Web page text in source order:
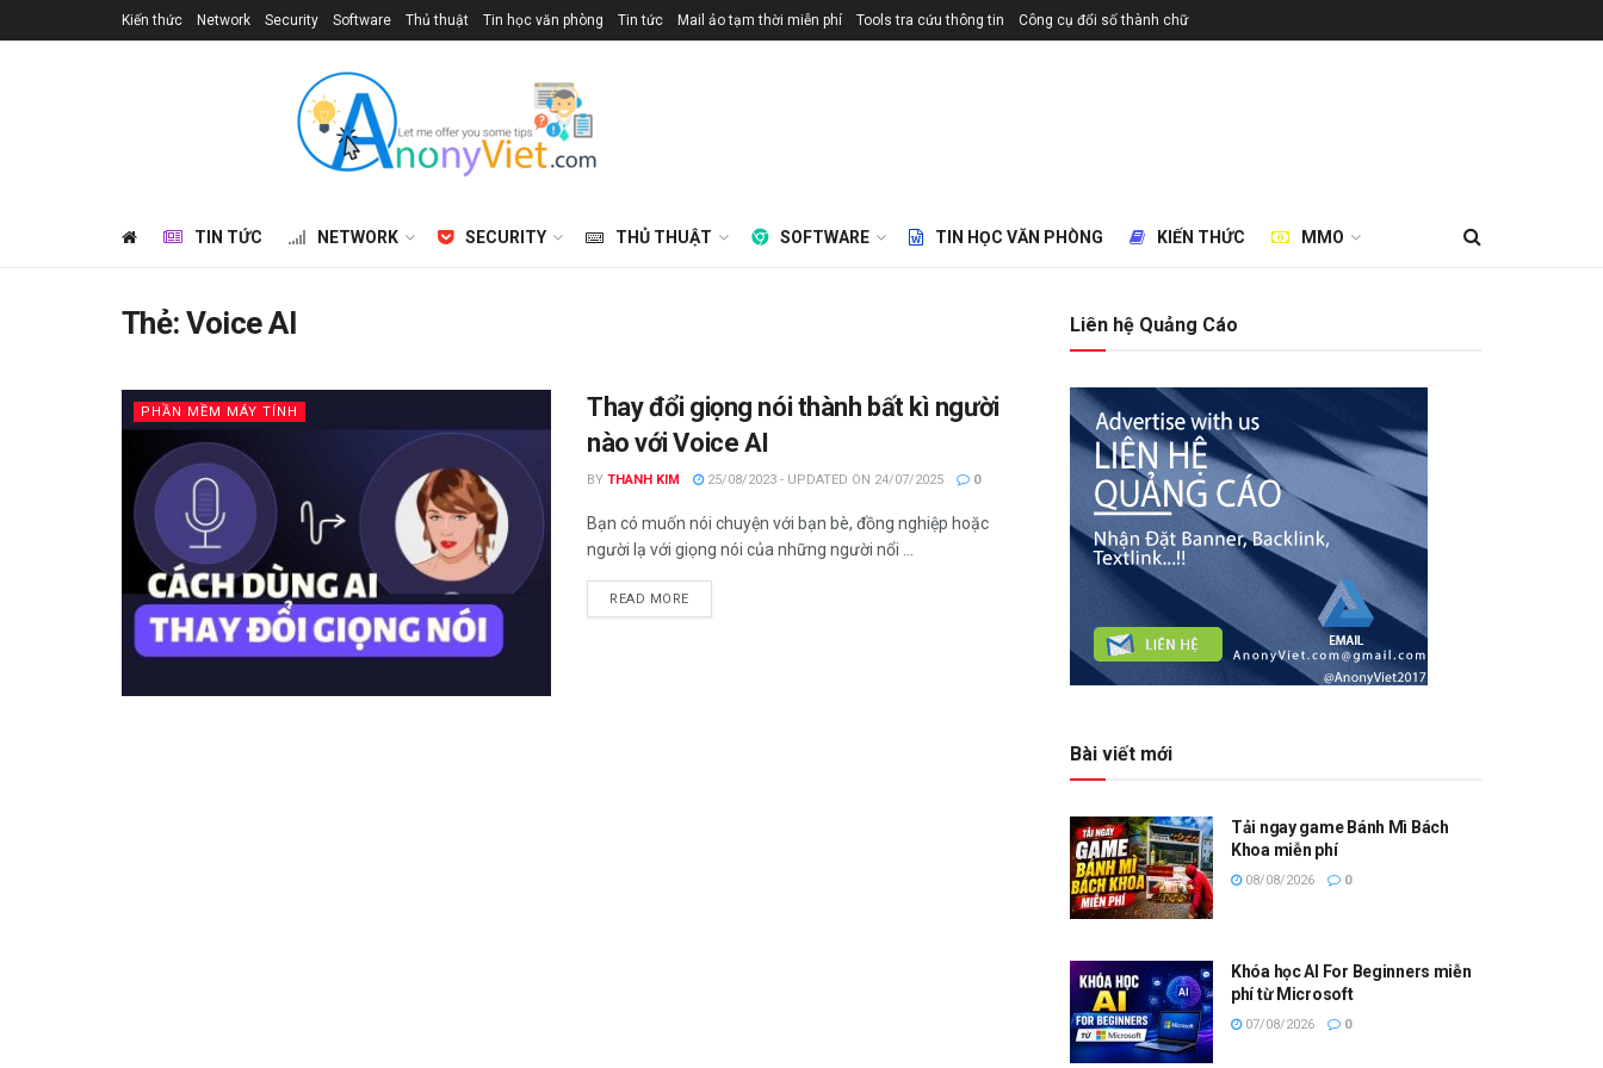
Kiến thức Network Security Software Thủ thuật Tin học văn phòng Tin tức Mail ảo tạm thời miễn phí Tools tra cứu thông tin Công cụ đổi số thành chữ
TIN TỨC NETWORK SECURITY THỦ THUẬT SOFTWARE TIN HỌC VĂN PHÒNG KIẾN THỨC MMO
Thẻ:Voice AI
PHẦN MỀM MÁY TÍNH
Thay đổi giọng nói thành bất kì người
nào với Voice AI
BY THANH KIM 25/08/2023 - UPDATED ON 24/07/2025 0
Bạn có muốn nói chuyện với bạn bè, đồng nghiệp hoặc
người lạ với giọng nói của những người nổi ...
READ MOREDETAILS
Liên hệ Quảng Cáo
Bài viết mới
Tải ngay game Bánh Mì Bách
Khoa miễn phí
08/08/2026 0
Khóa học AI For Beginners miễn
phí từ Microsoft
07/08/2026 0